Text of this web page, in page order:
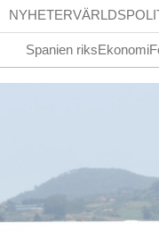
NYHETER
Spanien riksEkonomi